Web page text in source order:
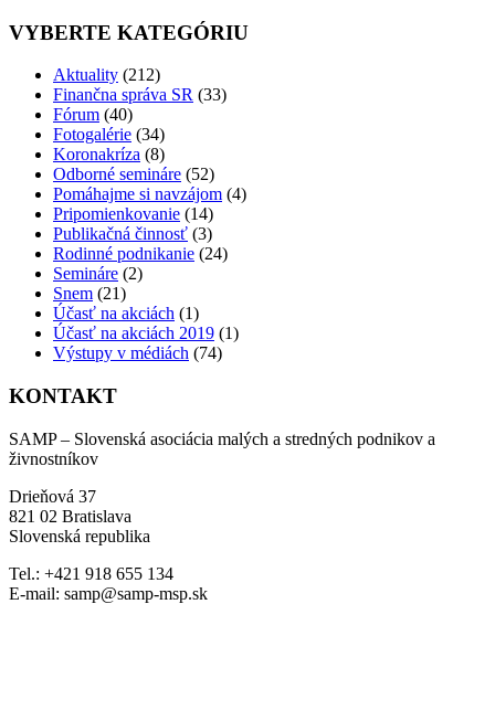
VYBERTE KATEGÓRIU
Aktuality (212)
Finančna správa SR (33)
Fórum (40)
Fotogalérie (34)
Koronakríza (8)
Odborné semináre (52)
Pomáhajme si navzájom (4)
Pripomienkovanie (14)
Publikačná činnosť (3)
Rodinné podnikanie (24)
Semináre (2)
Snem (21)
Účasť na akciách (1)
Účasť na akciách 2019 (1)
Výstupy v médiách (74)
KONTAKT
SAMP – Slovenská asociácia malých a stredných podnikov a
živnostníkov
Drieňová 37
821 02 Bratislava
Slovenská republika
Tel.: +421 918 655 134
E-mail: samp@samp-msp.sk